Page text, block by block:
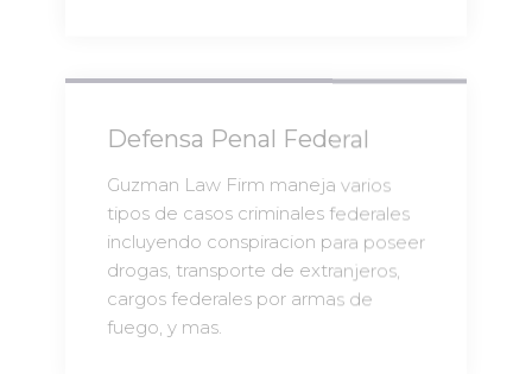
Defensa Penal Federal
Guzman Law Firm maneja varios
tipos de casos criminales federales
incluyendo conspiracion para poseer
drogas, transporte de extranjeros,
cargos federales por armas de
fuego, y mas.